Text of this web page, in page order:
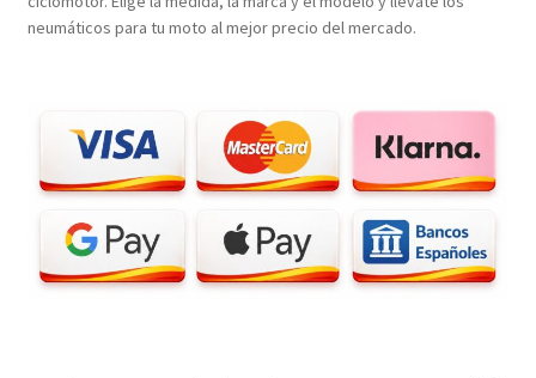
neumáticos para tu moto al mejor precio del mercado.